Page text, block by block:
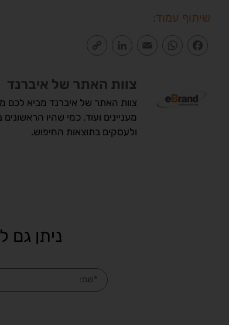
שיתוף עמוד:
Facebook
WhatsApp
Email
LinkedIn
צוות האתר של איברנד
צוות האתר של איברנד מביא לכם
מעניינים ועוד. כמי שהיו
ולעסקים בתוצאות החיפוש.
ניתן גם